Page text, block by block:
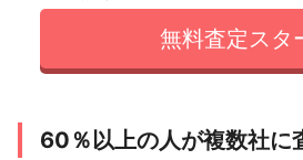
無料査定スタ
60％以上の人が複数社に